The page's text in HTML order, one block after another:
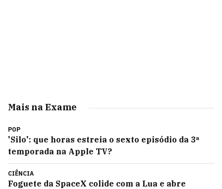
Mais na Exame
POP
'Silo': que horas estreia o sexto episódio da 3ª
temporada na Apple TV?
CIÊNCIA
Foguete da SpaceX colide com a Lua e abre